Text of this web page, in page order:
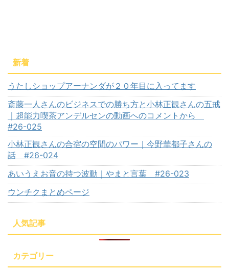
新着
うたしショップアーナンダが２０年目に入ってます
斎藤一人さんのビジネスでの勝ち方と小林正観さんの五戒
｜超能力喫茶アンデルセンの動画へのコメントから
#26-025
小林正観さんの合宿の空間のパワー｜今野華都子さんの
話 #26-024
あいうえお音の持つ波動｜やまと言葉 #26-023
ウンチクまとめページ
人気記事
カテゴリー